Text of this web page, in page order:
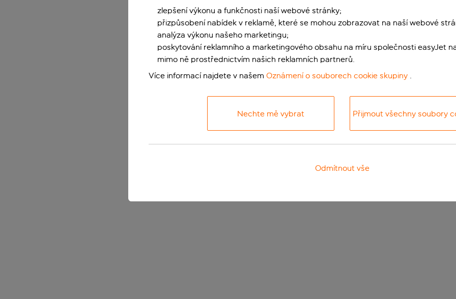
zlepšení výkonu a funkčnosti naší webové stránky;
přizpůsobení nabídek v reklamě, které se mohou zobrazovat na naší webové
analýza výkonu našeho marketingu;
poskytování reklamního a marketingového obsahu na míru společnosti easyJet
mimo ně prostřednictvím našich reklamních partnerů.
Více informací najdete v našem Oznámení o souborech cookie skupiny .
Nechte mě vybrat Přijmout všechny soubory
Odmítnout vše